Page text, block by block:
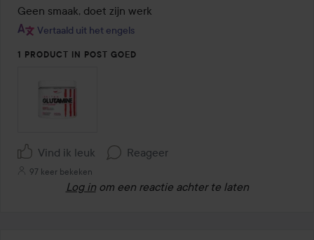
van
de
Geen smaak, doet zijn werk
Vertaald uit het engels
1 PRODUCT IN POST GOED
Vind ik leuk Reageer
97 keer bekeken
Log in om een reactie achter te laten